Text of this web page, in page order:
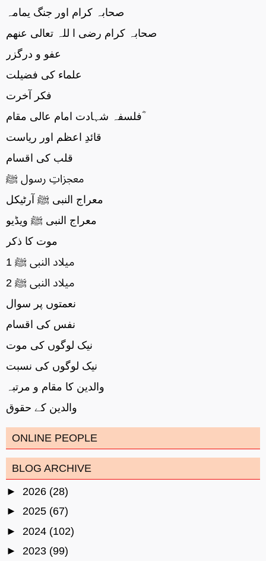
صحابہ کرام اور جنگ یمامہ
صحابہ کرام رضی ا للہ تعالی عنھم
عفو و درگزر
علماء کی فضیلت
فکر آخرت
فلسفہ شہادت امام عالی مقام ؓ
قائدِ اعظم اور ریاست
قلب کی اقسام
معجزاتِ رسول ﷺ
معراج النبی ﷺ آرٹیکل
معراج النبی ﷺ ویڈیو
موت کا ذکر
میلاد النبی ﷺ 1
میلاد النبی ﷺ 2
نعمتوں پر سوال
نفس کی اقسام
نیک لوگوں کی موت
نیک لوگوں کی نسبت
والدین کا مقام و مرتبہ
والدین کے حقوق
ONLINE PEOPLE
BLOG ARCHIVE
► 2026 (28)
► 2025 (67)
► 2024 (102)
► 2023 (99)